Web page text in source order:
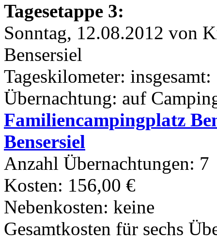
Tagesetappe 3:
Sonntag, 12.08.2012 von
Bensersiel
Tageskilometer:
Übernachtung: auf
Familiencampingplatz
Bensersiel
Anzahl Übernachtungen: 7
Kosten: 156,00 €
Nebenkosten: keine
Gesamtkosten für sechs